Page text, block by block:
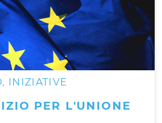
, INIZIATIVE
PER L'UNIONE